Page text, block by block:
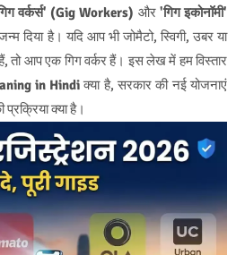
वर्कर्स' (Gig Workers) और 'गिग इकोनॉमी'
दिया है। यदि आप भी जोमैटो, स्विगी, उबर या
तो आप एक गिग वर्कर हैं। इस लेख में हम विस्तार
in Hindiक्या है, सरकार की नई योजनाएं
क्या है।